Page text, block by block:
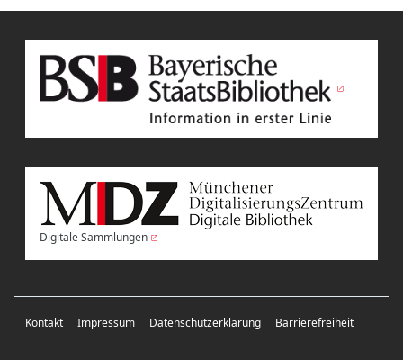
Digitale Sammlungen
Kontakt Impressum Datenschutzerklärung Barrierefreiheit